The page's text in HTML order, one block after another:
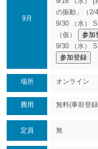
9月
の振動」（2/
9/30 （水）
（仮）
参加
9/30 （水）
参加登録
場所 オンライン
費用 無料(事前登
定員 無